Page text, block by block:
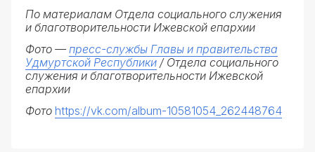
По материалам Отдела социального служения
и благотворительности Ижевской епархии
Фото — пресс-службы Главы и правительства
Удмуртской Республики / Отдела социального
служения и благотворительности Ижевской
епархии
Фото https://vk.com/album-10581054_262448764